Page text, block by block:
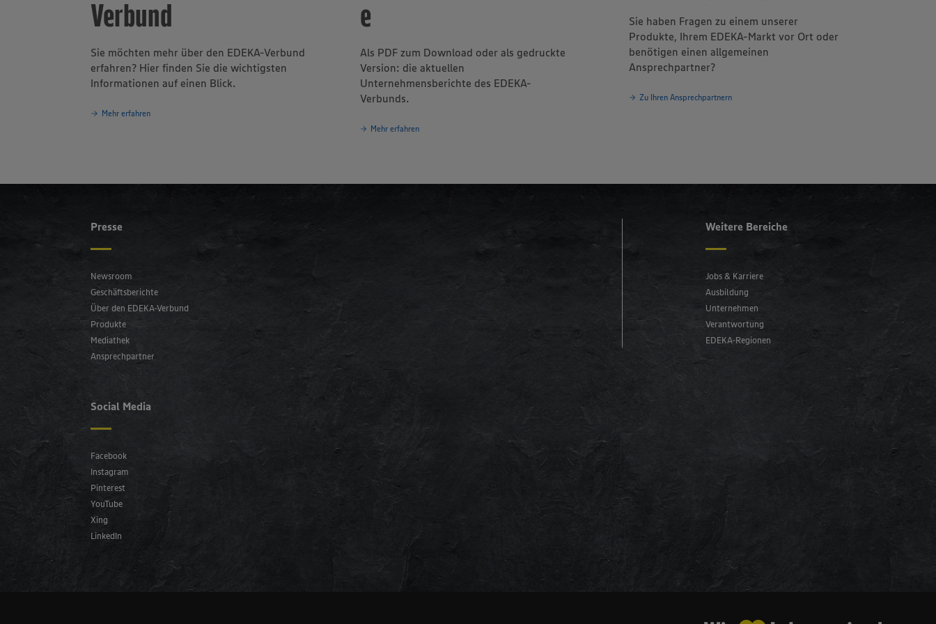
Verbund
Sie möchten mehr über den EDEKA-Verbund
erfahren? Hier finden Sie die wichtigsten
Informationen auf einen Blick.
Mehr erfahren
e
Als PDF zum Download oder als gedruckte
Version: die aktuellen
Unternehmensberichte des EDEKA-
Verbunds.
Mehr erfahren
Sie haben Fragen zu einem unserer
Produkte, Ihrem EDEKA-Markt vor Ort oder
benötigen einen allgemeinen
Ansprechpartner?
Zu Ihren Ansprechpartnern
Presse
Newsroom
Geschäftsberichte
Über den EDEKA-Verbund
Produkte
Mediathek
Ansprechpartner
Social Media
Facebook
Instagram
Pinterest
YouTube
Xing
LinkedIn
Weitere Bereiche
Jobs & Karriere
Ausbildung
Unternehmen
Verantwortung
EDEKA-Regionen